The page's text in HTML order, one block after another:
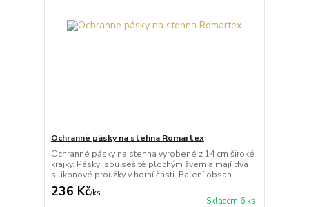
Ochranné pásky na stehna Romartex
Ochranné pásky na stehna vyrobené z 14 cm široké
krajky. Pásky jsou sešité plochým švem a mají dva
silikonové proužky v horní části. Balení obsah...
236 Kč/ks
Skladem 6 ks